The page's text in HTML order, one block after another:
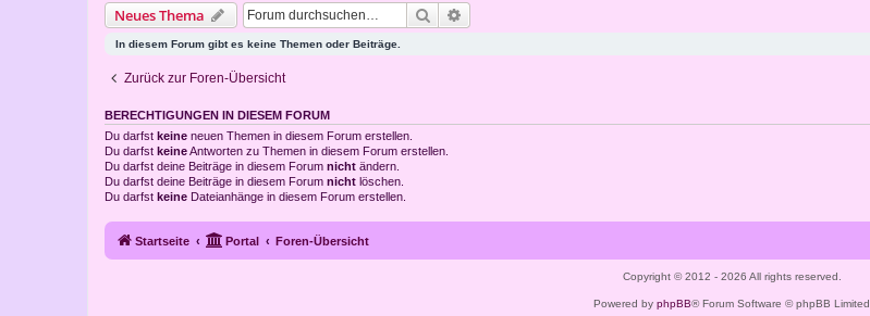
Neues Thema Suche
In diesem Forum gibt es keine Themen oder Beiträge.
Zurück zur Foren-Übersicht
BERECHTIGUNGEN IN DIESEM FORUM
Du darfst keine neuen Themen in diesem Forum erstellen.
Du darfst keineAntworten zu Themen in diesem Forum erstellen.
Du darfst deine Beiträge in diesem Forum nicht ändern.
Du darfst deine Beiträge in diesem Forum nicht löschen.
Du darfst keine Dateianhänge in diesem Forum erstellen.
Startseite Portal Foren-Übersicht
Copyright © 2012 - 2026 All rights reserved.
Powered by phpBB® Forum Software © phpBB Limited